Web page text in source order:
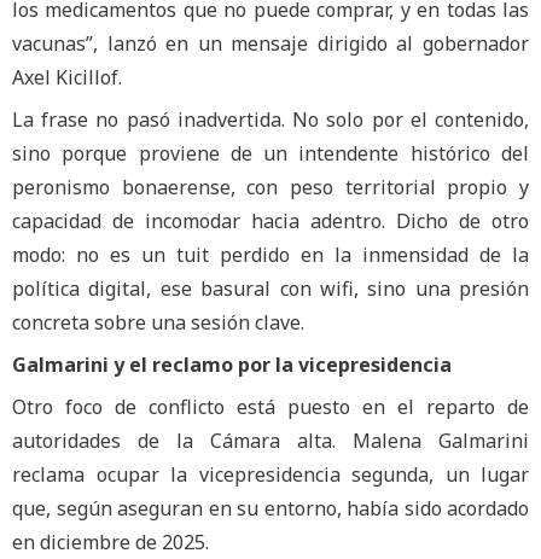
los medicamentos que no puede comprar, y en todas las
vacunas”, lanzó en un mensaje dirigido al gobernador
Axel Kicillof.
La frase no pasó inadvertida. No solo por el contenido,
sino porque proviene de un intendente histórico del
peronismo bonaerense, con peso territorial propio y
capacidad de incomodar hacia adentro. Dicho de otro
modo: no es un tuit perdido en la inmensidad de la
política digital, ese basural con wifi, sino una presión
concreta sobre una sesión clave.
Galmarini y el reclamo por la vicepresidencia
Otro foco de conflicto está puesto en el reparto de
autoridades de la Cámara alta. Malena Galmarini
reclama ocupar la vicepresidencia segunda, un lugar
que, según aseguran en su entorno, había sido acordado
en diciembre de 2025.